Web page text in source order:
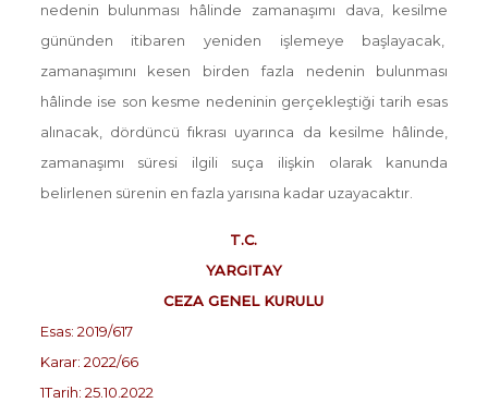
nedenin bulunması hâlinde zamanaşımı dava, kesilme
gününden itibaren yeniden işlemeye başlayacak,
zamanaşımını kesen birden fazla nedenin bulunması
hâlinde ise son kesme nedeninin gerçekleştiği tarih esas
alınacak, dördüncü fıkrası uyarınca da kesilme hâlinde,
zamanaşımı süresi ilgili suça ilişkin olarak kanunda
belirlenen sürenin en fazla yarısına kadar uzayacaktır.
T.C.
YARGITAY
CEZA GENEL KURULU
Esas: 2019/617
Karar: 2022/66
1Tarih: 25.10.2022